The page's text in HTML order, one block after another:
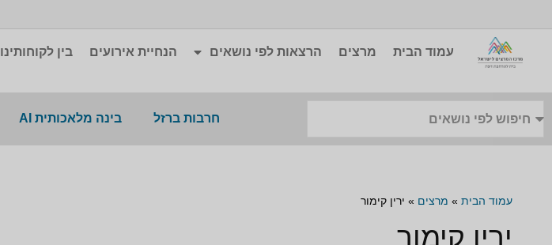
עמוד הבית מרצים הרצאות לפי נושאים הנחיית אירועים בין לקוחותינו
חרבות ברזל בינה מלאכותית AI
עמוד הבית » מרצים » ירין קימור
ירין קימור